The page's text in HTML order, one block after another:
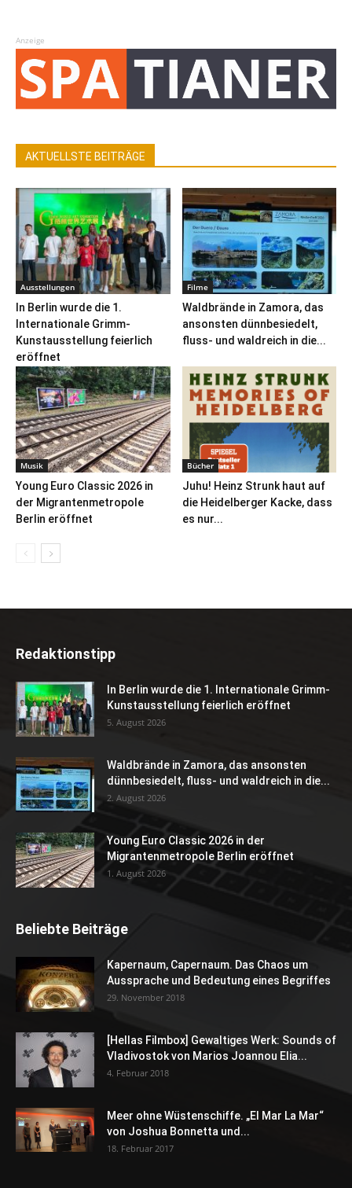
Anzeige
AKTUELLSTE BEITRÄGE
Ausstellungen
In Berlin wurde die 1.
Internationale Grimm-
Kunstausstellung feierlich
eröffnet
Filme
Waldbrände in Zamora, das
ansonsten dünnbesiedelt,
fluss- und waldreich in die...
Musik
Young Euro Classic 2026 in
der Migrantenmetropole
Berlin eröffnet
Bücher
Juhu! Heinz Strunk haut auf
die Heidelberger Kacke, dass
es nur...
Redaktionstipp
In Berlin wurde die 1. Internationale Grimm-
Kunstausstellung feierlich eröffnet
5. August 2026
Waldbrände in Zamora, das ansonsten
dünnbesiedelt, fluss- und waldreich in die...
2. August 2026
Young Euro Classic 2026 in der
Migrantenmetropole Berlin eröffnet
1. August 2026
Beliebte Beiträge
Kapernaum, Capernaum. Das Chaos um
Aussprache und Bedeutung eines Begriffes
29. November 2018
[Hellas Filmbox] Gewaltiges Werk: Sounds of
Vladivostok von Marios Joannou Elia...
4. Februar 2018
Meer ohne Wüstenschiffe. „El Mar La Mar“
von Joshua Bonnetta und...
18. Februar 2017